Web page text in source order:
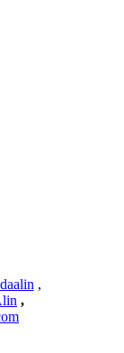
,
,